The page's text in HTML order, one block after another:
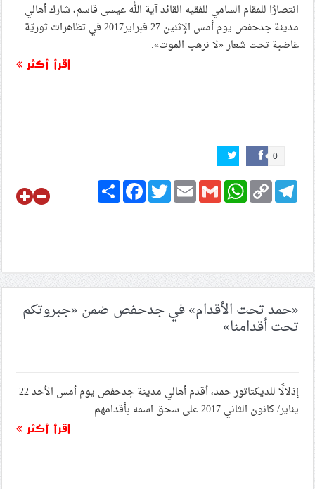
انتصارًا للمقام السامي للفقيه القائد آية الله عيسى قاسم، شارك أهالي
مدينة جدحفص يوم أمس الإثنين 27 فبراير2017 في تظاهرات ثوريّة
غاضبة تحت شعار «لا نرهب الموت».
اقرأ أكثر
0
ShareFacebookTwitterEmailGmail
WhatsApp Copy
Link
Telegram
«حمد تحت الأقدام» في جدحفص ضمن «جبروتكم
تحت أقدامنا»
إذلالًا للديكتاتور حمد، أقدم أهالي مدينة جدحفص يوم أمس الأحد 22
يناير/ كانون الثاني 2017 على سحق اسمه بأقدامهم.
اقرأ أكثر